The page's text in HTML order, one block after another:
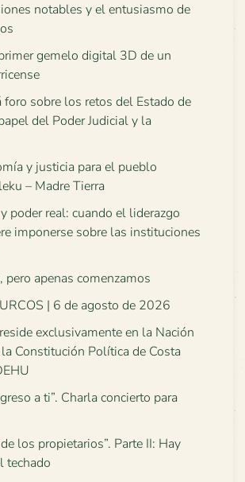
notables y el entusiasmo de
gemelo digital 3D de un
foro sobre los retos del Estado de
del Poder Judicial y la
y justicia para el pueblo
– Madre Tierra
poder real: cuando el liderazgo
imponerse sobre las instituciones
pero apenas comenzamos
| 6 de agosto de 2026
exclusivamente en la Nación
Constitución Política de Costa
a ti”. Charla concierto para
los propietarios”. Parte II: Hay
techado